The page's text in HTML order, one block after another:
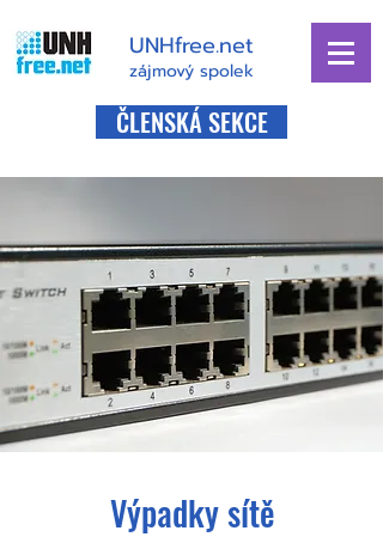
UNHfree.net
zájmový spolek
ČLENSKÁ SEKCE
Výpadky sítě